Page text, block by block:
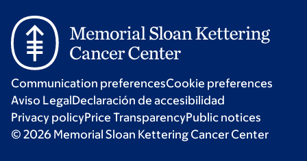
Communication preferencesCookie preferences
Aviso LegalDeclaración de accesibilidad
Privacy policyPrice TransparencyPublic notices
© 2026 Memorial Sloan Kettering Cancer Center